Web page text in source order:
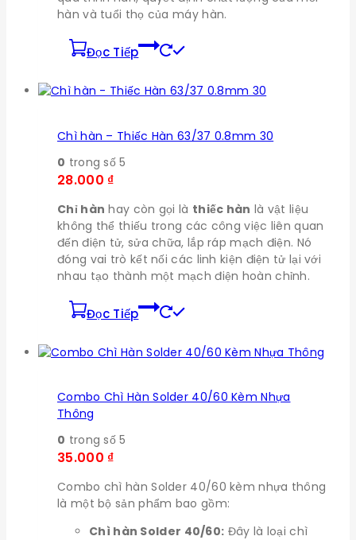
hàn và tuổi thọ của máy hàn.
Đọc Tiếp
Chì hàn – Thiếc Hàn 63/37 0.8mm 30
0 trong số 5
28.000 ₫
Chỉ hàn hay còn gọi là thiếc hàn là vật liệu
không thể thiếu trong các công việc liên quan
đến điện tử, sửa chữa, lắp ráp mạch điện. Nó
đóng vai trò kết nối các linh kiện điện tử lại với
nhau tạo thành một mạch điện hoàn chỉnh.
Đọc Tiếp
Combo Chì Hàn Solder 40/60 Kèm Nhựa
Thông
0 trong số 5
35.000 ₫
Combo chì hàn Solder 40/60 kèm nhựa thông
là một bộ sản phẩm bao gồm:
Chì hàn Solder 40/60: Đây là loại chì